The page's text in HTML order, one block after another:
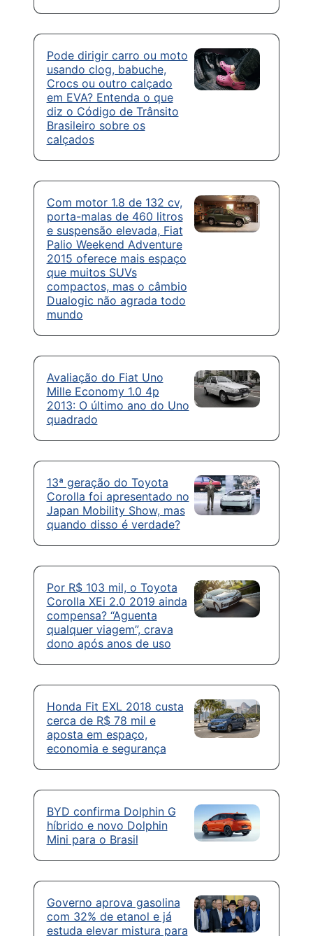
Pode dirigir carro ou moto
usando clog, babuche,
Crocs ou outro calçado
em EVA? Entenda o que
diz o Código de Trânsito
Brasileiro sobre os
calçados
Com motor 1.8 de 132 cv,
porta-malas de 460 litros
e suspensão elevada, Fiat
Palio Weekend Adventure
2015 oferece mais espaço
que muitos SUVs
compactos, mas o câmbio
Dualogic não agrada todo
mundo
Avaliação do Fiat Uno
Mille Economy 1.0 4p
2013: O último ano do Uno
quadrado
13ª geração do Toyota
Corolla foi apresentado no
Japan Mobility Show, mas
quando disso é verdade?
Por R$ 103 mil, o Toyota
Corolla XEi 2.0 2019 ainda
compensa? “Aguenta
qualquer viagem”, crava
dono após anos de uso
Honda Fit EXL 2018 custa
cerca de R$ 78 mil e
aposta em espaço,
economia e segurança
BYD confirma Dolphin G
híbrido e novo Dolphin
Mini para o Brasil
Governo aprova gasolina
com 32% de etanol e já
estuda elevar mistura para